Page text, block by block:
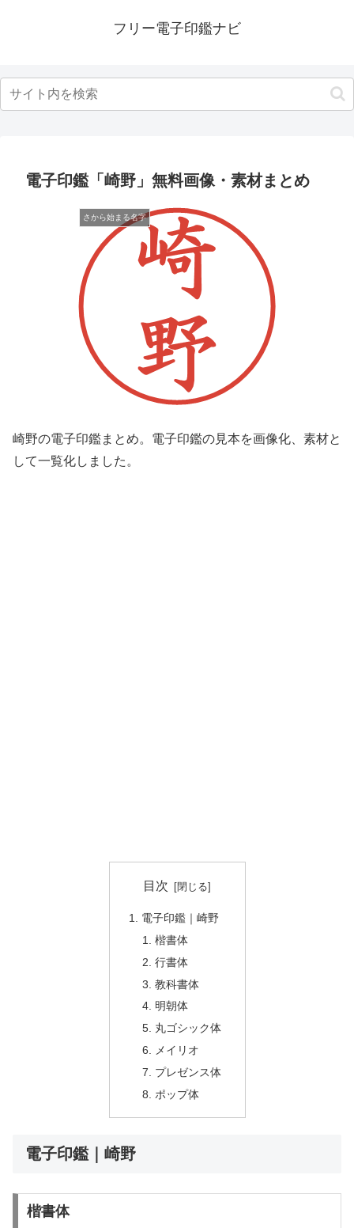
フリー電子印鑑ナビ
電子印鑑「崎野」無料画像・素材まとめ
さから始まる名字
崎野の電子印鑑まとめ。電子印鑑の見本を画像化、素材と
して一覧化しました。
目次
電子印鑑｜崎野
楷書体
行書体
教科書体
明朝体
丸ゴシック体
メイリオ
プレゼンス体
ポップ体
電子印鑑｜崎野
楷書体